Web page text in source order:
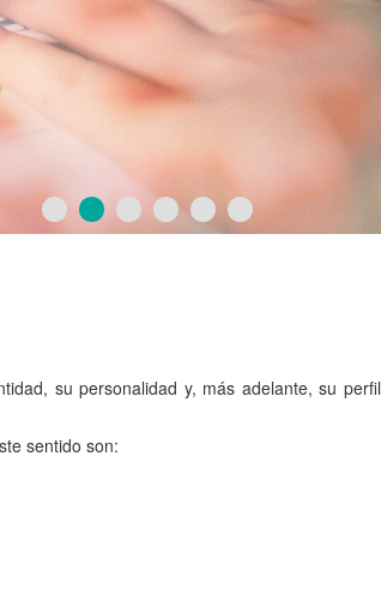
su personalidad y, más adelante, su perfil
sentido son: